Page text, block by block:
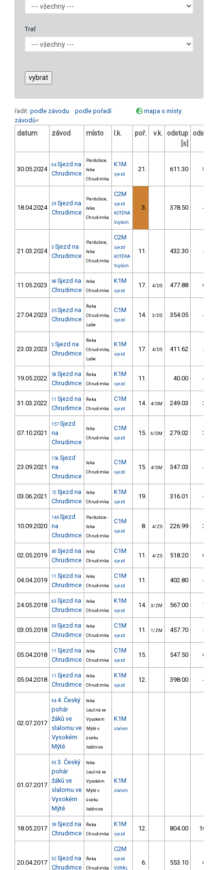
Trať
řadit: podle závodu podle pořadí
mapa s místy
závodů<
datum závod místo l.k. poř. v.k. odstup
[s]
odstup
30.05.2024
64 Sjezd na
Chrudimce
Pardubice,
řeka
Chrudimka
K1M
sjezd
21. 611.30 81,0
18.04.2024 29 Sjezd na
Chrudimce
Pardubice,
řeka
Chrudimka
C2M
sjezd
KOTĚRA
Vojtěch
3. 378.50 45,2
21.03.2024 3 Sjezd na
Chrudimce
Pardubice,
řeka
Chrudimka
C2M
sjezd
KOTĚRA
Vojtěch
11. 432.30 50,8
11.05.2023 48 Sjezd na
Chrudimce
řeka
Chrudimka
K1M
sjezd
17. 4/DS 477.88 63,0
27.04.2023
35 Sjezd na
Chrudimce
Řeka
Chrudimka,
Labe
C1M
sjezd
14. 3/DS 354.05 43,2
23.03.2023
3 Sjezd na
Chrudimce
Řeka
Chrudimka,
Labe
K1M
sjezd
17. 4/DS 411.62 52,6
19.05.2022 58 Sjezd na
Chrudimce
Řeka
Chrudimka
K1M
sjezd
11. 40.00 49,4
31.03.2022 11 Sjezd na
Chrudimce
Řeka
Chrudimka
C1M
sjezd
14. 4/DM 249.03 30,5
07.10.2021
157 Sjezd
na
Chrudimce
řeka
Chrudimka
C1M
sjezd
15. 6/DM 279.02 30,6
23.09.2021
156 Sjezd
na
Chrudimce
řeka
Chrudimka
C1M
sjezd
15. 4/DM 347.03 41,0
03.06.2021 72 Sjezd na
Chrudimce
řeka
Chrudimka
K1M
sjezd
19. 316.01 40,0
10.09.2020
144 Sjezd
na
Chrudimce
Pardubice -
řeka
Chrudimka
C1M
sjezd
8. 4/ZS 226.99 26,0
02.05.2019 40 Sjezd na
Chrudimce
řeka
Chrudimka
C1M
sjezd
11. 4/ZS 518.20 60,9
04.04.2019 11 Sjezd na
Chrudimce
řeka
Chrudimka
C1M
sjezd
11. 402.80 49,8
24.05.2018 63 Sjezd na
Chrudimce
řeka
Chrudimka
K1M
sjezd
14. 3/ZM 567.00 77,9
03.05.2018 39 Sjezd na
Chrudimce
řeka
Chrudimka
C1M
sjezd
11. 1/ZM 457.70 52,1
05.04.2018 11 Sjezd na
Chrudimce
řeka
Chrudimka
C1M
sjezd
15. 547.50 67,1
05.04.2018 11 Sjezd na
Chrudimce
řeka
Chrudimka
K1M
sjezd
12. 398.00 49,5
02.07.2017
94 4. Český
pohár
žáků ve
slalomu ve
Vysokém
Mýtě
řeka
Loučná ve
Vysokém
Mýtě v
úseku
loděnice
K1M
slalom
01.07.2017
93 3. Český
pohár
žáků ve
slalomu ve
Vysokém
Mýtě
řeka
Loučná ve
Vysokém
Mýtě v
úseku
loděnice
K1M
slalom
18.05.2017 59 Sjezd na
Chrudimce
Řeka
Chrudimka
K1M
sjezd
12. 804.00 106,1
20.04.2017 32 Sjezd na
Chrudimce
Řeka
Chrudimka
C2M
sjezd
VORAL
6. 553.10 65,6